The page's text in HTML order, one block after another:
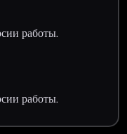
работы.
работы.